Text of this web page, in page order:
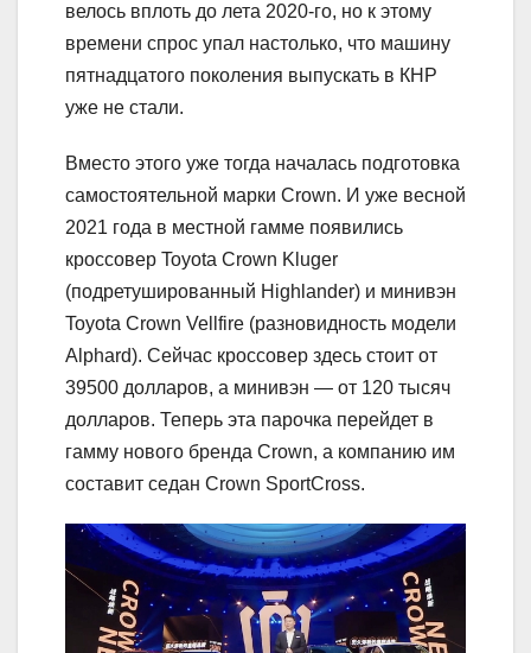
велось вплоть до лета 2020-го, но к этому
времени спрос упал настолько, что машину
пятнадцатого поколения выпускать в КНР
уже не стали.
Вместо этого уже тогда началась подготовка
самостоятельной марки Crown. И уже весной
2021 года в местной гамме появились
кроссовер Toyota Crown Kluger
(подретушированный Highlander) и минивэн
Toyota Crown Vellfire (разновидность модели
Alphard). Сейчас кроссовер здесь стоит от
39500 долларов, а минивэн — от 120 тысяч
долларов. Теперь эта парочка перейдет в
гамму нового бренда Crown, а компанию им
составит седан Crown SportCross.